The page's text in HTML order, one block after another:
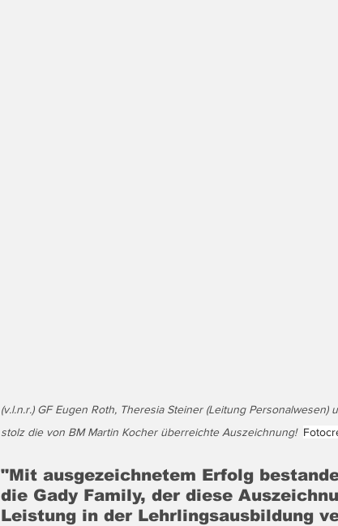
(v.l.n.r.) GF Eugen Roth, Theresia Steiner (Leitung
stolz die von BM Martin Kocher überreichte Auszeichnung!
"Mit ausgezeichnetem Erfolg
die Gady Family, der diese
Leistung in der Lehrlingsausbildung